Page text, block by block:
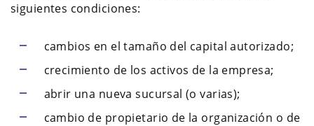
siguientes condiciones:
cambios en el tamaño del capital autorizado;
crecimiento de los activos de la empresa;
abrir una nueva sucursal (o varias);
cambio de propietario de la organización o de